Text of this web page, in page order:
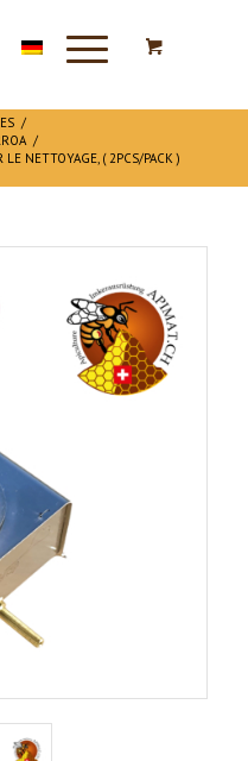
/
/
NETTOYAGE, ( 2PCS/PACK )